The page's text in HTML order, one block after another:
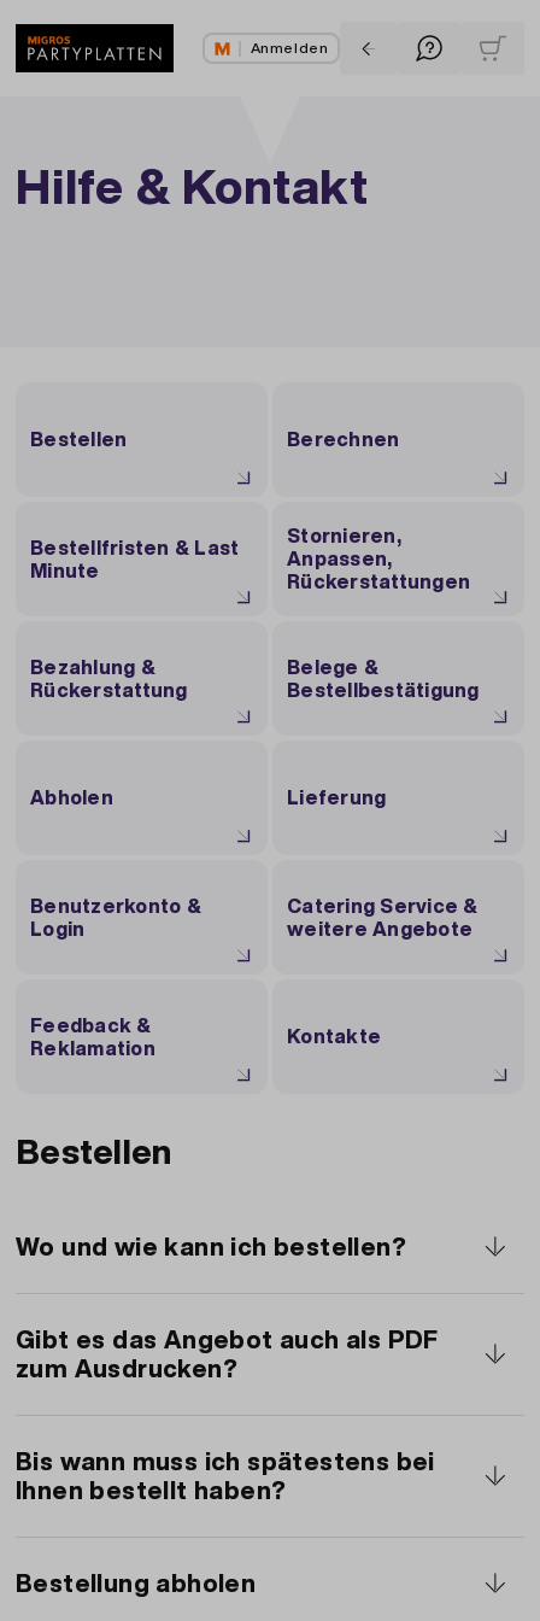
Anmelden
Hilfe & Kontakt
Bestellen Berechnen
Bestellfristen & Last
Minute
Stornieren,
Anpassen,
Rückerstattungen
Bezahlung &
Rückerstattung
Belege &
Bestellbestätigung
Abholen Lieferung
Benutzerkonto &
Login
Catering Service &
weitere Angebote
Feedback &
Reklamation
Kontakte
Bestellen
Wo und wie kann ich bestellen?
Restaurants, -Food Corner oder in einer
Supermarktfiliale (inklusive VOI und Migros-
oder -Food Corner, ist die Abholung im
Supermarkt nicht möglich.
Gibt es das Angebot auch als PDF
zum Ausdrucken?
Bis wann muss ich spätestens bei
Ihnen bestellt haben?
Abholtermin, einige Spezialitäten wie Sushi
Bestellung abholen